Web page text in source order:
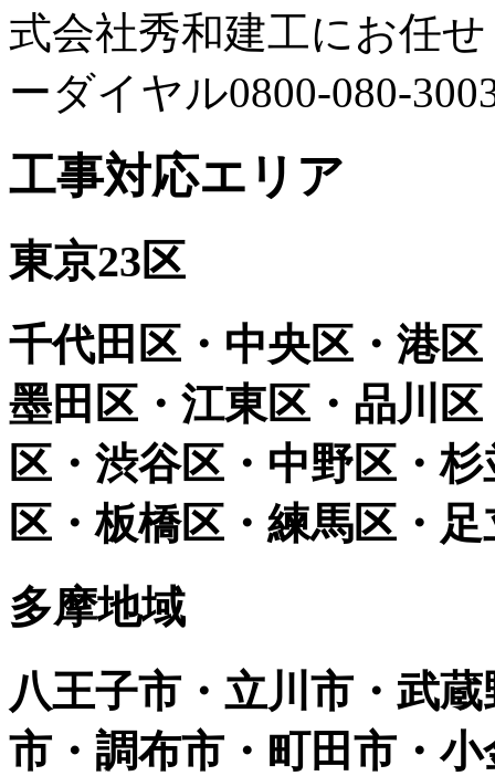
式会社秀和建工にお任
ーダイヤル0800-080-
工事対応エリア
東京23区
千代田区・中央区・港
墨田区・江東区・品川
区・渋谷区・中野区・
区・板橋区・練馬区・
多摩地域
八王子市・立川市・武
市・調布市・町田市・